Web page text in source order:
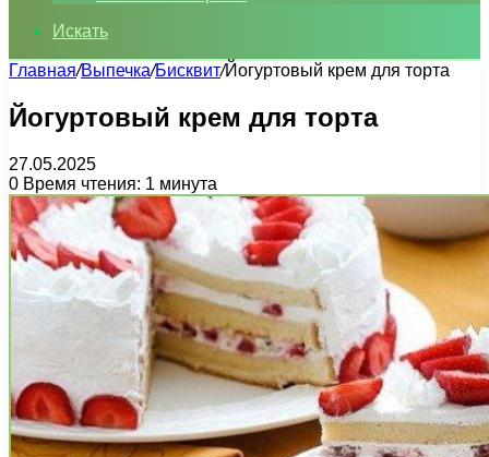
Искать
Главная/Выпечка/Бисквит/Йогуртовый крем для торта
Йогуртовый крем для торта
27.05.2025
0 Время чтения: 1 минута